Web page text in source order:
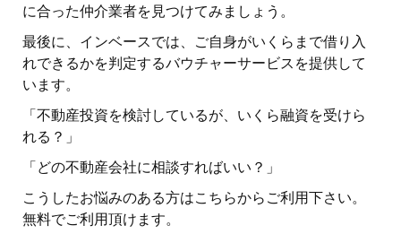
に合った仲介業者を見つけてみましょう。
最後に、インベースでは、ご自身がいくらまで借り入
れできるかを判定するバウチャーサービスを提供して
います。
「不動産投資を検討しているが、いくら融資を受けら
れる？」
「どの不動産会社に相談すればいい？」
こうしたお悩みのある方はこちらからご利用下さい。
無料でご利用頂けます。